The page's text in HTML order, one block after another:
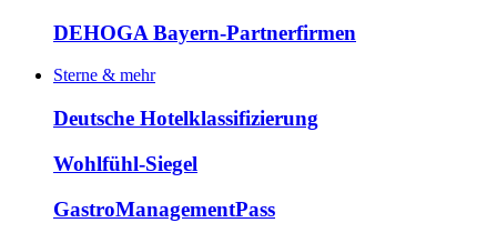
DEHOGA Bayern-Partnerfirmen
Sterne & mehr
Deutsche Hotelklassifizierung
Wohlfühl-Siegel
GastroManagementPass